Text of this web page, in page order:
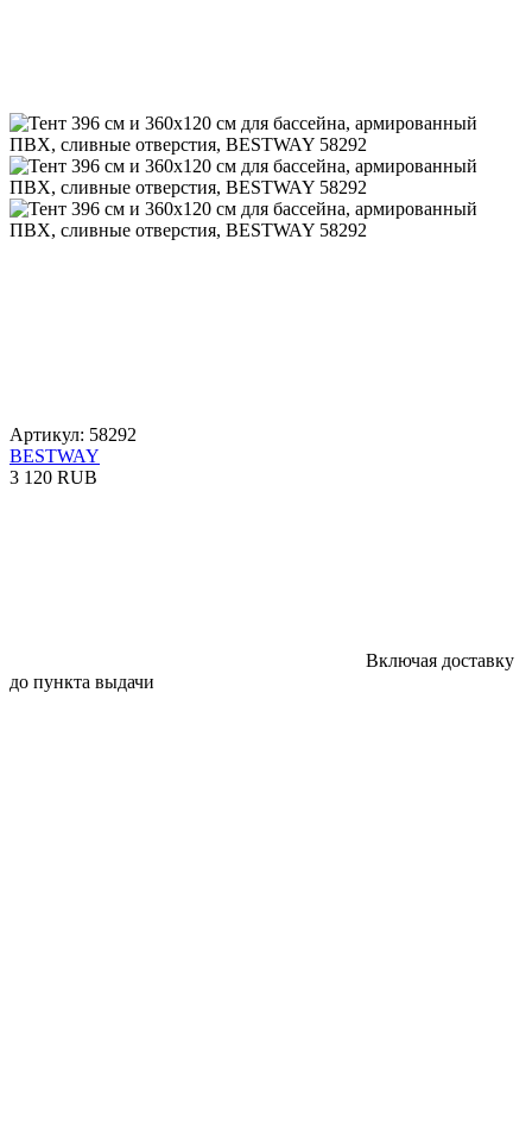
Артикул: 58292
BESTWAY
3 120 RUB
Включая доставку
до пункта выдачи